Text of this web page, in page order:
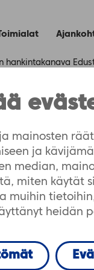
mainosten
ja
median,
miten käytät
muihin
heidän
hankintakanava